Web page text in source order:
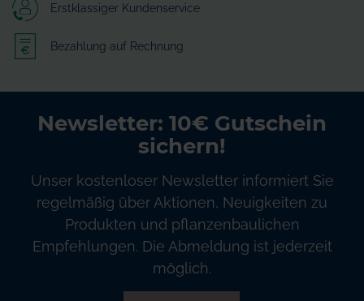
Erstklassiger Kundenservice
Bezahlung auf Rechnung
Newsletter: 10€ Gutschein
sichern!
Unser kostenloser Newsletter informiert Sie
regelmäßig über Aktionen, Neuigkeiten zu
Produkten und pflanzenbaulichen
Empfehlungen. Die Abmeldung ist jederzeit
möglich.